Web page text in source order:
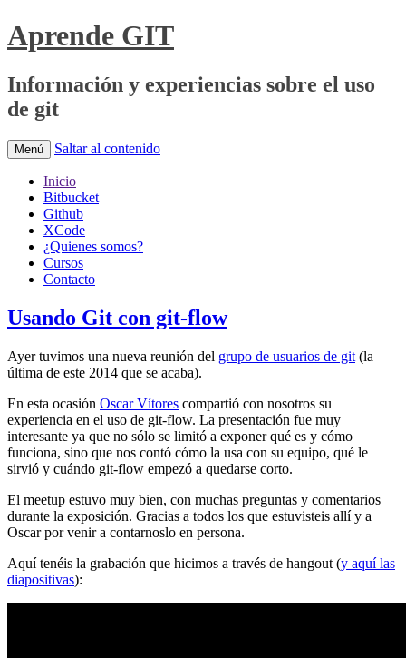
Aprende GIT
Información y experiencias sobre el uso
de git
Menú Saltar al contenido
Inicio
Bitbucket
Github
XCode
¿Quienes somos?
Cursos
Contacto
Usando Git con git-flow
Ayer tuvimos una nueva reunión del grupo de usuarios de git (la
última de este 2014 que se acaba).
En esta ocasión Oscar Vítores compartió con nosotros su
experiencia en el uso de git-flow. La presentación fue muy
interesante ya que no sólo se limitó a exponer qué es y cómo
funciona, sino que nos contó cómo la usa con su equipo, qué le
sirvió y cuándo git-flow empezó a quedarse corto.
El meetup estuvo muy bien, con muchas preguntas y comentarios
durante la exposición. Gracias a todos los que estuvisteis allí y a
Oscar por venir a contarnoslo en persona.
Aquí tenéis la grabación que hicimos a través de hangout (y aquí las
diapositivas):